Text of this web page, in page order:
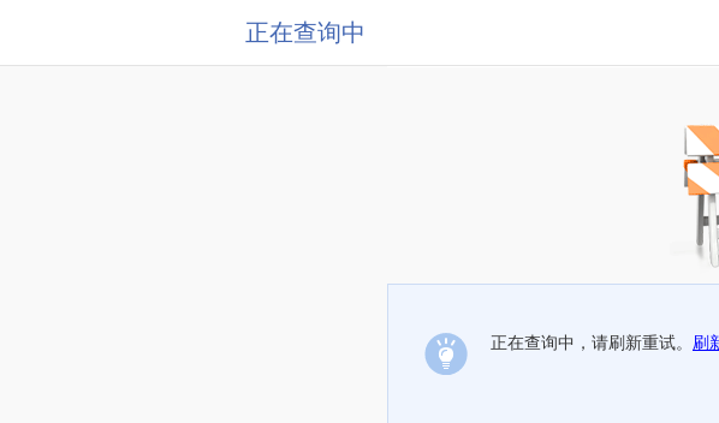
正在查询中
正在查询中，请刷新重试。 刷